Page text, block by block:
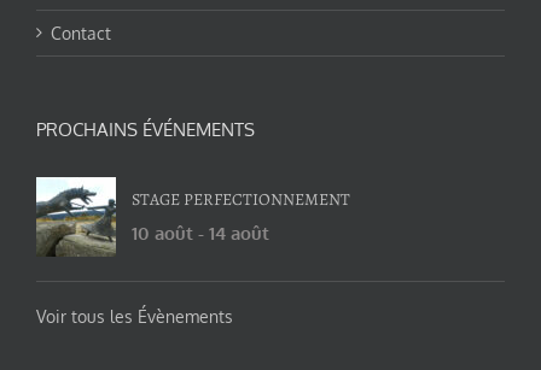
Contact
PROCHAINS ÉVÉNEMENTS
STAGE PERFECTIONNEMENT
10 août - 14 août
Voir tous les Évènements